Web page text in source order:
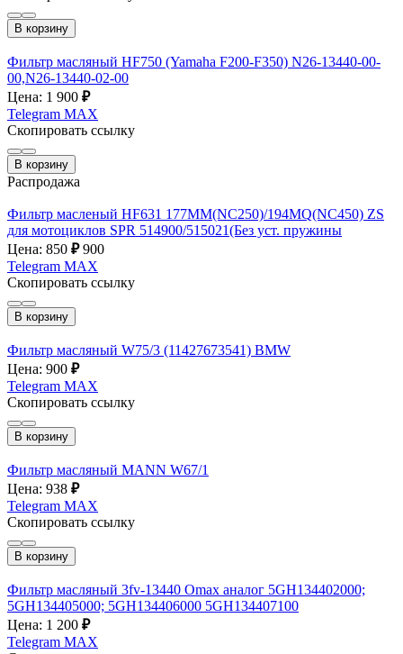
В корзину
Фильтр масляный HF750 (Yamaha F200-F350) N26-13440-00-
00,N26-13440-02-00
Цена: 1 900 ₽
Telegram MAX
Скопировать ссылку
В корзину
Распродажа
Фильтр масленый HF631 177MM(NC250)/194MQ(NC450) ZS
для мотоциклов SPR 514900/515021(Без уст. пружины
Цена: 850 ₽ 900
Telegram MAX
Скопировать ссылку
В корзину
Фильтр масляный W75/3 (11427673541) BMW
Цена: 900 ₽
Telegram MAX
Скопировать ссылку
В корзину
Фильтр масляный MANN W67/1
Цена: 938 ₽
Telegram MAX
Скопировать ссылку
В корзину
Фильтр масляный 3fv-13440 Omax аналог 5GH134402000;
5GH134405000; 5GH134406000 5GH134407100
Цена: 1 200 ₽
Telegram MAX